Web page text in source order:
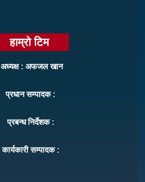
हाम्रो टिम
अध्यक्ष : अफजल खान
प्रधान सम्पादक :
प्रबन्ध निर्देशक :
कार्यकारी सम्पादक :